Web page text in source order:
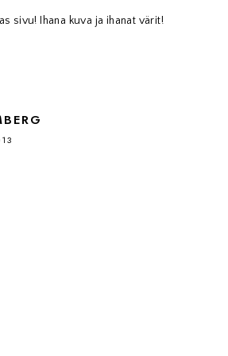
sivu! Ihana kuva ja ihanat värit!